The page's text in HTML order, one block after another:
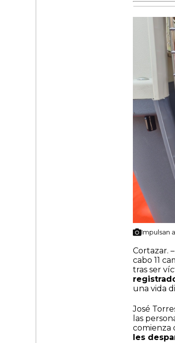
Impulsan
Cortazar.
cabo 11
tras ser
una vida
José
las
comienza
les